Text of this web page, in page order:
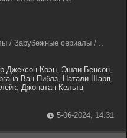
/ Зарубежные сериалы / ..
Джексон-Коэн, Эшли Бенсон,
Ван Пиблз, Натали Шарп,
, Джонатан Кельтц
5-06-2024, 14:31